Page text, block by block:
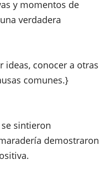
y momentos de
verdadera
conocer a otras
comunes.}
sintieron
demostraron